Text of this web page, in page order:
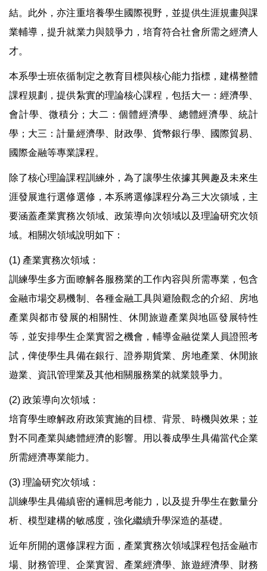
結。此外，亦注重培養學生國際視野，並提供生涯規畫與課
業輔導，提升就業力與競爭力，培育符合社會所需之經濟人
才。
本系學士班依循制定之教育目標與核心能力指標，建構整體
課程規劃，提供紮實的理論核心課程，包括大一：經濟學、
會計學、微積分；大二：個體經濟學、總體經濟學、統計
學；大三：計量經濟學、財政學、貨幣銀行學、國際貿易、
國際金融等專業課程。
除了核心理論課程訓練外，為了讓學生依據其興趣及未來生
涯發展進行選修選修，本系將選修課程分為三大次領域，主
要涵蓋產業實務次領域、政策導向次領域以及理論研究次領
域。相關次領域說明如下：
(1) 產業實務次領域：
訓練學生多方面瞭解各服務業的工作內容與所需專業，包含
金融市場交易機制、各種金融工具與避險觀念的介紹、房地
產業與都市發展的相關性、休閒旅遊產業與地區發展特性
等，並安排學生企業實習之機會，輔導金融從業人員證照考
試，俾使學生具備在銀行、證券期貨業、房地產業、休閒旅
遊業、資訊管理業及其他相關服務業的就業競爭力。
(2) 政策導向次領域：
培育學生瞭解政府政策實施的目標、背景、時機與效果；並
對不同產業與總體經濟的影響。用以養成學生具備當代企業
所需經濟專業能力。
(3) 理論研究次領域：
訓練學生具備縝密的邏輯思考能力，以及提升學生在數量分
析、模型建構的敏感度，強化繼續升學深造的基礎。
近年所開的選修課程方面，產業實務次領域課程包括金融市
場、財務管理、企業實習、產業經濟學、旅遊經濟學、財務